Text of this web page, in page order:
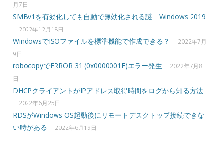
月7日
SMBv1を有効化しても自動で無効化される謎 Windows 2019
2022年12月18日
WindowsでISOファイルを標準機能で作成できる？
2022年7月
9日
robocopyでERROR 31 (0x0000001F)エラー発生
2022年7月8
日
DHCPクライアントがIPアドレス取得時間をログから知る方法
2022年6月25日
RDSがWindows OS起動後にリモートデスクトップ接続できな
い時がある
2022年6月19日